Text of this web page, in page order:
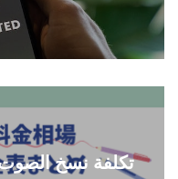
تكلفة نسخ